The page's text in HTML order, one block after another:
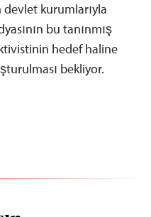
kurumlarıyla
bu tanınmış
hedef haline
bekliyor.